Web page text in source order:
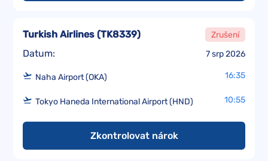
Datum: 7 srp 2026
Turkish Airlines (TK8339) Zrušení
Naha Airport (OKA) 16:35
Tokyo Haneda International Airport (HND) 10:55
Zkontrolovat nárok